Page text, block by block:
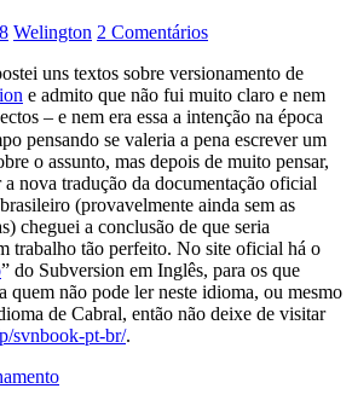
Welington 2 Comentários
uns textos sobre versionamento de
e admito que não fui muito claro e nem
– e nem era essa a intenção na época
pensando se valeria a pena escrever um
o assunto, mas depois de muito pensar,
a nova tradução da documentação oficial
(provavelmente ainda sem as
cheguei a conclusão de que seria
trabalho tão perfeito. No site oficial há o
” do Subversion em Inglês, para os que
quem não pode ler neste idioma, ou mesmo
de Cabral, então não deixe de visitar
svnbook-pt-br/.